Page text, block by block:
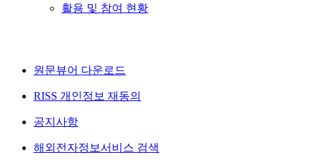
활용 및 참여 현황
원문뷰어 다운로드
RISS 개인정보 재동의
공지사항
해외전자정보서비스 검색